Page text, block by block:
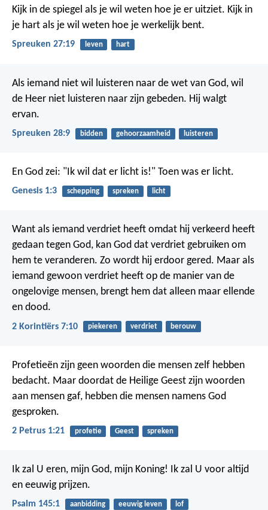
Kijk in de spiegel als je wil weten hoe je er uitziet. Kijk in
je hart als je wil weten hoe je werkelijk bent.
Spreuken 27:19 leven hart
Als iemand niet wil luisteren naar de wet van God, wil
de Heer niet luisteren naar zijn gebeden. Hij walgt
ervan.
Spreuken 28:9 bidden gehoorzaamheid luisteren
En God zei: "Ik wil dat er licht is!" Toen was er licht.
Genesis 1:3 schepping spreken licht
Want als iemand verdriet heeft omdat hij verkeerd heeft
gedaan tegen God, kan God dat verdriet gebruiken om
hem te veranderen. Zo wordt hij erdoor gered. Maar als
iemand gewoon verdriet heeft op de manier van de
ongelovige mensen, brengt hem dat alleen maar ellende
en dood.
2 Korintiërs 7:10 piekeren verdriet berouw
Profetieën zijn geen woorden die mensen zelf hebben
bedacht. Maar doordat de Heilige Geest zijn woorden
aan mensen gaf, hebben die mensen namens God
gesproken.
2 Petrus 1:21 profetie Geest spreken
Ik zal U eren, mijn God, mijn Koning! Ik zal U voor altijd
en eeuwig prijzen.
Psalm 145:1 aanbidding eeuwig leven lof